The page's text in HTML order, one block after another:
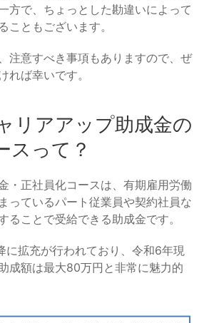
方で、ちょっとした勘違いによって
こともございます。
注意すべき事項もありますので、ぜ
れば幸いです。
リアアップ助成金の
スって？
・正社員化コースは、有期雇用労働
っているパート従業員や契約社員な
ることで受給できる助成金です。
に拡充が行われており、令和6年現
成額は最大80万円と非常に魅力的